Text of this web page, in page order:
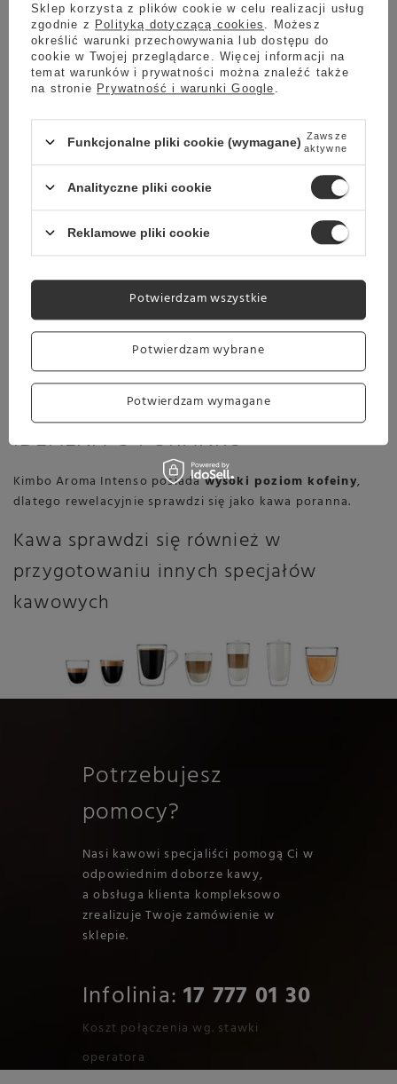
FRENCH PRESS
Jeżeli jesteś miłośnikiem praski francuskiej, to
ta kawa z pewnością spełni Twoje
oczekiwania.
Kawa przygotowana we włoskim czajniczku
Moka daje oszałamiający efekt, który na długo
SPOSÓB TRADYCYJNY
Parzysz w domu kawę metodą tradycyjną?
Świetny wybór. Ta kawa z pewnością Cię nie
zawiedzie.
IDEALNA O PORANKU
Kimbo Aroma Intenso posiadawysoki poziom kofeiny,
dlatego rewelacyjnie sprawdzi się jako kawa poranna.
Kawa sprawdzi się również w
przygotowaniu innych specjałów
kawowych
Potrzebujesz
pomocy?
Nasi kawowi specjaliści pomogą Ci w
odpowiednim doborze kawy,
a obsługa klienta kompleksowo
zrealizuje Twoje zamówienie w
sklepie.
Infolinia:17 777 01 30
Koszt połączenia wg. stawki
operatora
Sklep korzysta z plików cookie w celu realizacji usług
zgodnie z Polityką dotyczącą cookies
. Możesz
określić warunki przechowywania lub dostępu do
cookie w Twojej przeglądarce. Więcej informacji na
temat warunków i prywatności można znaleźć także
na stronie Prywatność i warunki Google
Funkcjonalne pliki cookie (wymagane) Zawsze
aktywne
Analityczne pliki cookie
Reklamowe pliki cookie
Potwierdzam wybrane
Potwierdzam wymagane
Potwierdzam wszystkie